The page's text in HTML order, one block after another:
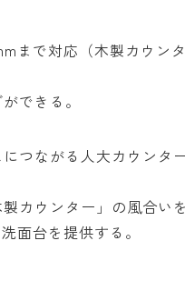
まで対応（木製カウン
できる。
つながる人大カウンタ
カウンター」の風合い
面台を提供する。